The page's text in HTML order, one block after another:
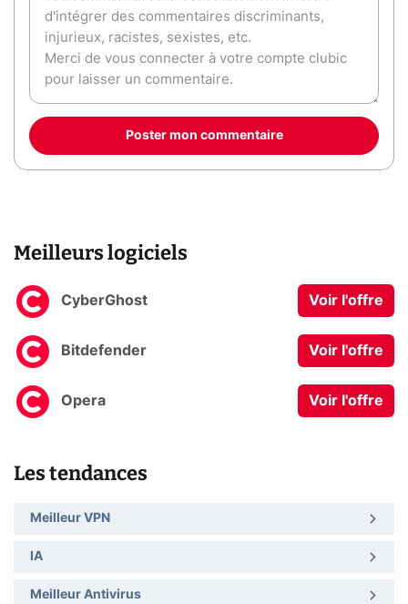
Poster mon commentaire
Meilleurs logiciels
CyberGhost Voir l'offre
Bitdefender Voir l'offre
Opera Voir l'offre
Les tendances
Meilleur VPN
IA
Meilleur Antivirus